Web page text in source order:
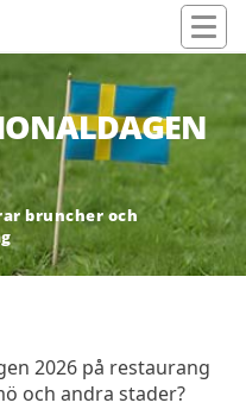
bruncher och
2026 på restaurang
och andra stader?